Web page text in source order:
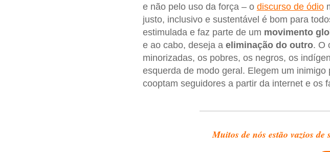
e não pelo uso da força – o discurso de ódio
justo, inclusivo e sustentável é bom para
estimulada e faz parte de um movimento
e ao cabo, deseja a eliminação do outro. O
minorizadas, os pobres, os negros, os
esquerda de modo geral. Elegem um
cooptam seguidores a partir da internet e os
Muitos de nós estão vazios